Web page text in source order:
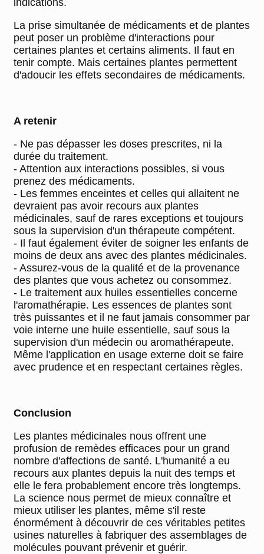
La prise simultanée de médicaments et de plantes
peut poser un problème d'interactions pour
certaines plantes et certains aliments. Il faut en
tenir compte. Mais certaines plantes permettent
d'adoucir les effets secondaires de médicaments.
A retenir
- Ne pas dépasser les doses prescrites, ni la
durée du traitement.
- Attention aux interactions possibles, si vous
prenez des médicaments.
- Les femmes enceintes et celles qui allaitent ne
devraient pas avoir recours aux plantes
médicinales, sauf de rares exceptions et toujours
sous la supervision d'un thérapeute compétent.
- Il faut également éviter de soigner les enfants de
moins de deux ans avec des plantes médicinales.
- Assurez-vous de la qualité et de la provenance
des plantes que vous achetez ou consommez.
- Le traitement aux huiles essentielles concerne
l'aromathérapie. Les essences de plantes sont
très puissantes et il ne faut jamais consommer par
voie interne une huile essentielle, sauf sous la
supervision d'un médecin ou aromathérapeute.
Même l'application en usage externe doit se faire
avec prudence et en respectant certaines règles.
Conclusion
Les plantes médicinales nous offrent une
profusion de remèdes efficaces pour un grand
nombre d'affections de santé. L'humanité a eu
recours aux plantes depuis la nuit des temps et
elle le fera probablement encore très longtemps.
La science nous permet de mieux connaître et
mieux utiliser les plantes, même s'il reste
énormément à découvrir de ces véritables petites
usines naturelles à fabriquer des assemblages de
molécules pouvant prévenir et guérir.